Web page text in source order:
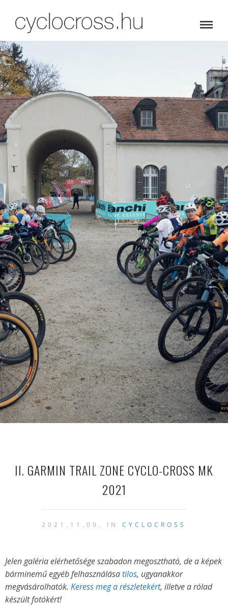
II. GARMIN TRAIL ZONE CYCLO-CROSS MK
2021
2021.11.09. IN CYCLOCROSS
Jelen galéria elérhetősége szabadon megosztható, de a képek
bárminemű egyéb felhasználásatilos, ugyanakkor
megvásárolhatók. Keress meg a részletekért, illetve a rólad
készült fotókért!